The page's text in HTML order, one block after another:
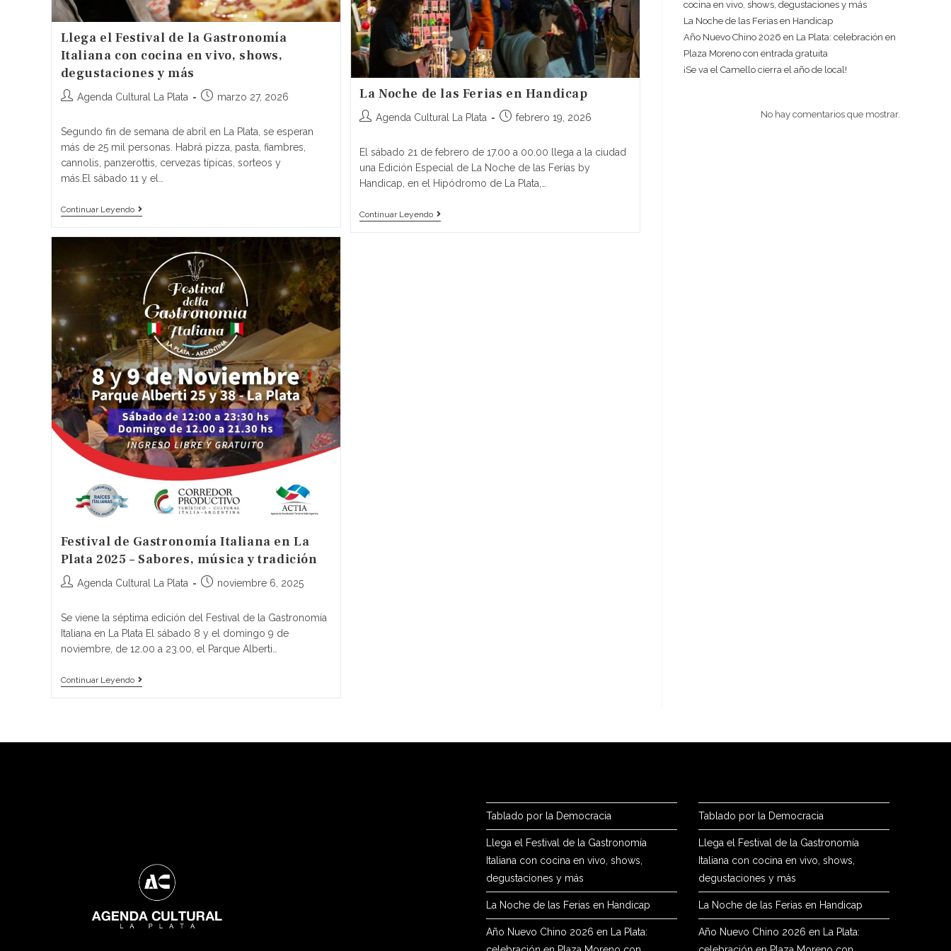
Llega el Festival de la Gastronomía
Italiana con cocina en vivo, shows,
degustaciones y más
Agenda Cultural La Plata marzo 27, 2026
Segundo fin de semana de abril en La Plata, se esperan
más de 25 mil personas. Habrá pizza, pasta, fiambres,
cannolis, panzerottis, cervezas típicas, sorteos y
más.El sábado 11 y el…
Continuar Leyendo
La Noche de las Ferias en Handicap
Agenda Cultural La Plata febrero 19, 2026
El sábado 21 de febrero de 17.00 a 00.00 llega a la ciudad
una Edición Especial de La Noche de las Ferias by
Handicap, en el Hipódromo de La Plata,…
Continuar Leyendo
Festival de Gastronomía Italiana en La
Plata 2025 – Sabores, música y tradición
Agenda Cultural La Plata noviembre 6, 2025
Se viene la séptima edición del Festival de la Gastronomía
Italiana en La Plata El sábado 8 y el domingo 9 de
noviembre, de 12.00 a 23.00, el Parque Alberti…
Continuar Leyendo
cocina en vivo, shows, degustaciones y más
La Noche de las Ferias en Handicap
Año Nuevo Chino 2026 en La Plata: celebración en
Plaza Moreno con entrada gratuita
¡Se va el Camello cierra el año de local!
No hay comentarios que mostrar.
Tablado por la Democracia
Llega el Festival de la Gastronomía
Italiana con cocina en vivo, shows,
degustaciones y más
La Noche de las Ferias en Handicap
Año Nuevo Chino 2026 en La Plata:
Tablado por la Democracia
Llega el Festival de la Gastronomía
Italiana con cocina en vivo, shows,
degustaciones y más
La Noche de las Ferias en Handicap
Año Nuevo Chino 2026 en La Plata: